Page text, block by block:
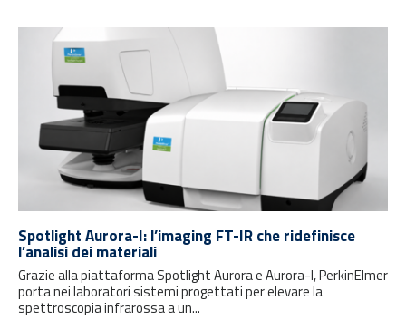
Spotlight Aurora-I: l’imaging FT-IR che ridefinisce
l’analisi dei materiali
Grazie alla piattaforma Spotlight Aurora e Aurora-I, PerkinElmer
porta nei laboratori sistemi progettati per elevare la
spettroscopia infrarossa a un...